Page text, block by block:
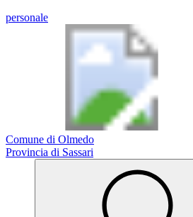
personale
Comune di Olmedo
Provincia di Sassari